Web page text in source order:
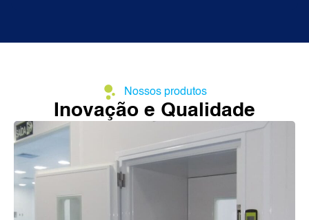
Nossos produtos
Inovação e Qualidade